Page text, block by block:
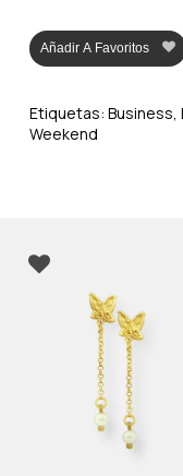
Añadir A Favoritos
Etiquetas: Business
Weekend